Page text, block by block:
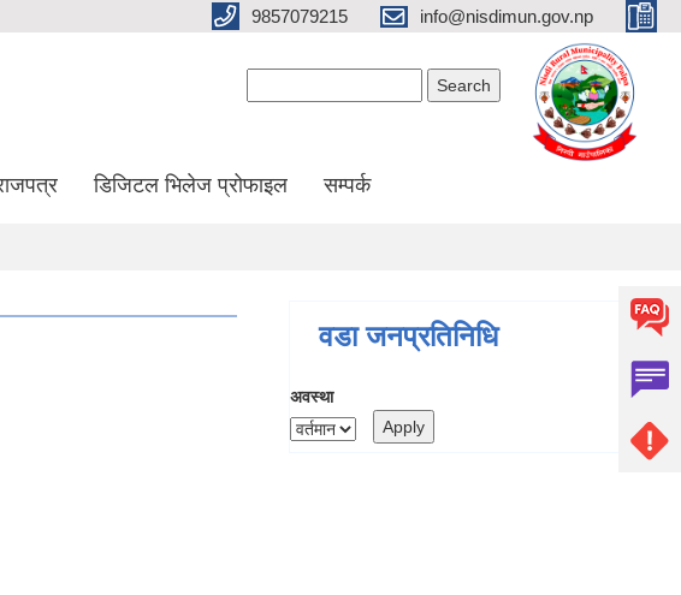
9857079215 info@nisdimun.gov.np
डिजिटल भिलेज प्रोफाइल सम्पर्क
वडा जनप्रतिनिधि
अवस्था